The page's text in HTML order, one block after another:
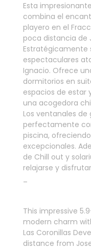
Esta
combina el
playero en el
poca distancia de
Estratégicamente
espectaculares
Ignacio. Ofrece
dormitorios en
espacios de estar
una acogedora
Los ventanales
perfectamente
piscina,
excepcionales.
de Chill out y
relajarse y
This impressive
modern charm
Las Coronillas
distance from